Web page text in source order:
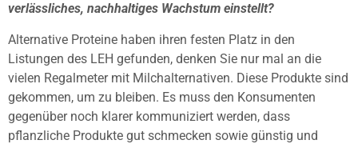
verlässliches, nachhaltiges Wachstum einstellt?
Alternative Proteine haben ihren festen Platz in den
Listungen des LEH gefunden, denken Sie nur mal an die
vielen Regalmeter mit Milchalternativen. Diese Produkte sind
gekommen, um zu bleiben. Es muss den Konsumenten
gegenüber noch klarer kommuniziert werden, dass
pflanzliche Produkte gut schmecken sowie günstig und